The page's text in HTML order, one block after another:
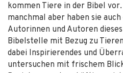
kommen Tiere in der Bibel
manchmal aber haben sie
Autorinnen und Autoren
Bibelstelle mit Bezug zu
dabei Inspirierendes und
untersuchen mit frischem